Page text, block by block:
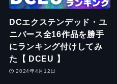
DCエクステンデッド・ユ
ニバース全16作品を勝手
にランキング付けしてみ
た【 DCEU 】
2024年4月12日